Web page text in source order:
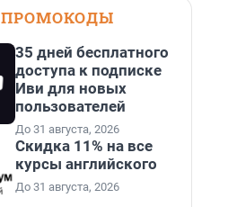
ПРОМОКОДЫ
35 дней бесплатного
доступа к подписке
Иви для новых
пользователей
До 31 августа, 2026
Скидка 11% на все
курсы английского
До 31 августа, 2026